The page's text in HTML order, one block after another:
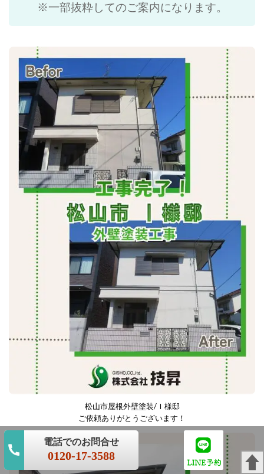
0120-17-3588
※一部抜粋してのご案内になります。
松山市屋根外壁塗装/Ｉ様邸
ご依頼ありがとうございます！